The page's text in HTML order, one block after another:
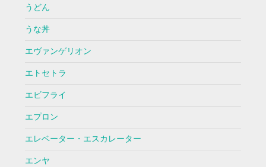
うどん
うな丼
エヴァンゲリオン
エトセトラ
エビフライ
エプロン
エレベーター・エスカレーター
エンヤ